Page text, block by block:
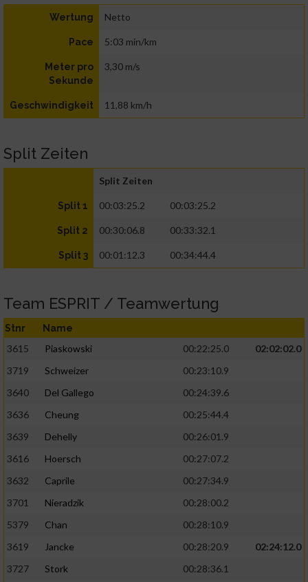
Wertung Netto
Pace 5:03 min/km
Meter pro
Sekunde
3,30 m/s
Geschwindigkeit 11,88 km/h
Split Zeiten
Split Zeiten
Split 1 00:03:25.2 00:03:25.2
Split 2 00:30:06.8 00:33:32.1
Split 3 00:01:12.3 00:34:44.4
Team ESPRIT / Teamwertung
Stnr Name
3615 Piaskowski 00:22:25.0
02:02:02.0
3719
Schweizer
00:23:10.9
3640
Del Gallego
00:24:39.6
3636
Cheung
00:25:44.4
3639
Dehelly
00:26:01.9
3616
Hoersch
00:27:07.2
3632
Caprile
00:27:34.9
3701
Nieradzik
00:28:00.2
5379
Chan
00:28:10.9
3619
Jancke 00:28:20.9
02:24:12.0
3727
Stork
00:28:36.1